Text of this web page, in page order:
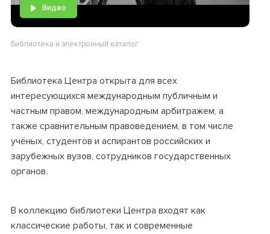
Видео
Библиотека и электронный каталог
Библиотека Центра открыта для всех
интересующихся международным публичным и
частным правом, международным арбитражем, а
также сравнительным правоведением, в том числе
учёных, студентов и аспирантов российских и
зарубежных вузов, сотрудников государственных
органов.
В коллекцию библиотеки Центра входят как
классические работы, так и современные